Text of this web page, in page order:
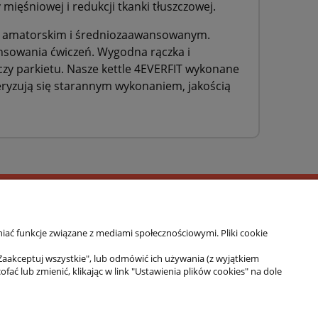
i redukcji tkanki tłuszczowej.
i średniozaawansowanym.
ćwiczeń. Wygodna rączka i
parkietu. Nasze kettle 4EVERFIT wykonane
się starannym wykonaniem, jakością
do fitnessu, różnych form treningu sportowego
wzornictwo. Wyroby marki 4EVERFIT cieszą
funkcjonowania, a troska o zdrowie
funkcje związane z mediami społecznościowymi. Pliki cookie
wszystkie", lub odmówić ich używania (z wyjątkiem
lub zmienić, klikając w link "Ustawienia plików cookies" na dole